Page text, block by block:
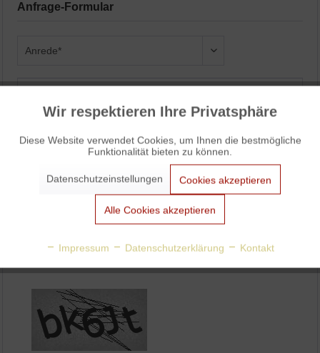
Anfrage-Formular
Funktionale Aktiv
Aktiv
Aktiv
Personalisierung
Wir respektieren Ihre Privatsphäre
Diese Website verwendet Cookies, um Ihnen die bestmögliche
Funktionalität bieten zu können.
Datenschutzeinstellungen Cookies akzeptieren
Alle Cookies akzeptieren
Impressum Datenschutzerklärung Kontakt